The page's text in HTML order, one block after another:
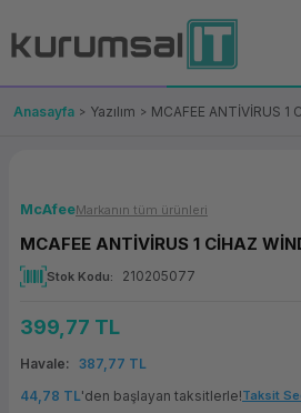
Geri Dön
Geri Dön
OT/
Fiş
(Firewall)
Geri Dön
Makinesi
Geri Dön
Çözümleri
Geri Dön
Geri Dön
Yedekleme
Geri Dön
Ürünler
Anasayfa Yazılım MCAFEE ANTİVİRUS 1
McAfeeMarkanın tüm ürünleri
MCAFEE ANTİVİRUS 1 CİHAZ
Stok Kodu 210205077
399,77 TL
Havale
387,77 TL
44,78 TL'den başlayan taksitlerle!Taksit